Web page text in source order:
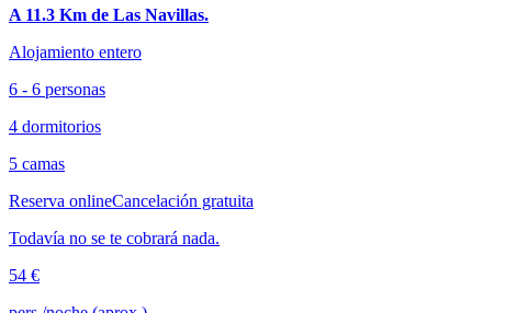
A 11.3 Km de Las Navillas.
Alojamiento entero
6 - 6 personas
4 dormitorios
5 camas
Reserva onlineCancelación gratuita
Todavía no se te cobrará nada.
54 €